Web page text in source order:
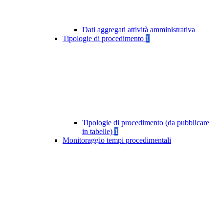
Dati aggregati attività amministrativa
Tipologie di procedimento 1
Tipologie di procedimento (da pubblicare
in tabelle) 1
Monitoraggio tempi procedimentali